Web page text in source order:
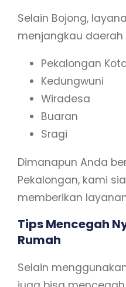
Selain Bojong,
menjangkau daerah
Pekalongan
Kedungwuni
Wiradesa
Buaran
Sragi
Dimanapun Anda
Pekalongan, kami
memberikan
Tips Mencegah
Rumah
Selain